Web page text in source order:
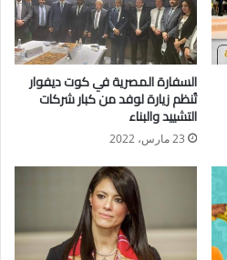
إنشاء قاعدة بيانات دقيقة لدعم
فعالة، بما يعزز نمو الاقتصاد
التعاون مع المؤسسات الدولية
والتمويلية.
الإنتاجية، خاصة
مبتكرة لصناديق في مجالات
العلمي الدوائي.
السفارة المصرية في كوت ديفوار
تُنظم زيارة لوفد من كبار شركات
التشييد والبناء
23 مارس، 2022